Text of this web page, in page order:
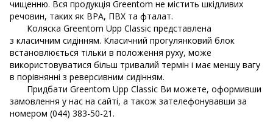
чищенню. Вся продукція Greentom не містить шкідливих
речовин, таких як BPA, ПВХ та фталат.
Коляска Greentom Upp Classic представлена ​​
з класичним сидінням. Класичний прогулянковий блок
встановлюється тільки в положення руху, може
використовуватися більш тривалий термін і має меншу вагу
в порівнянні з реверсивним сидінням.
Придбати Greentom Upp Classic Ви можете, оформивши
замовлення у нас на сайті, а також зателефонувавши за
номером (044) 383-50-21.